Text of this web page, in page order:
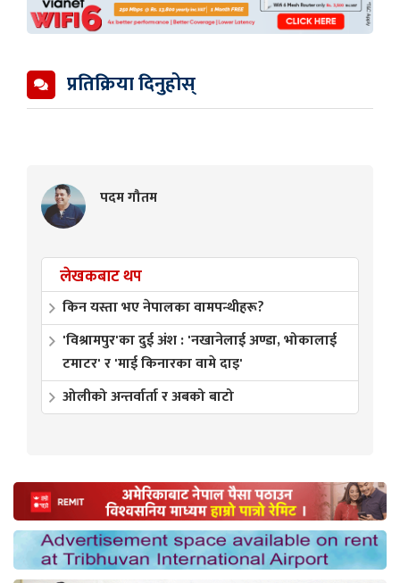
प्रतिक्रिया दिनुहोस्
पदम गौतम
लेखकबाट थप
किन यस्ता भए नेपालका वामपन्थीहरू?
'विश्रामपुर'का दुई अंश : 'नखानेलाई अण्डा, भोकालाई
टमाटर' र 'माई किनारका वामे दाइ'
ओलीको अन्तर्वार्ता र अबको बाटो